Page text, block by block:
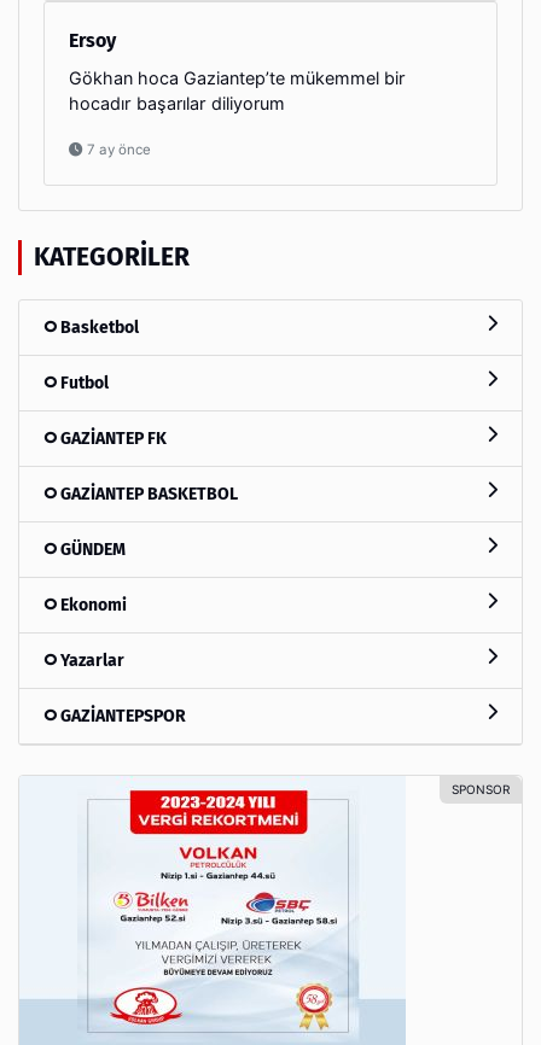
Ersoy
Gökhan hoca Gaziantep’te mükemmel bir
hocadır başarılar diliyorum
7 ay önce
KATEGORILER
Basketbol
Futbol
GAZİANTEP FK
GAZİANTEP BASKETBOL
GÜNDEM
Ekonomi
Yazarlar
GAZİANTEPSPOR